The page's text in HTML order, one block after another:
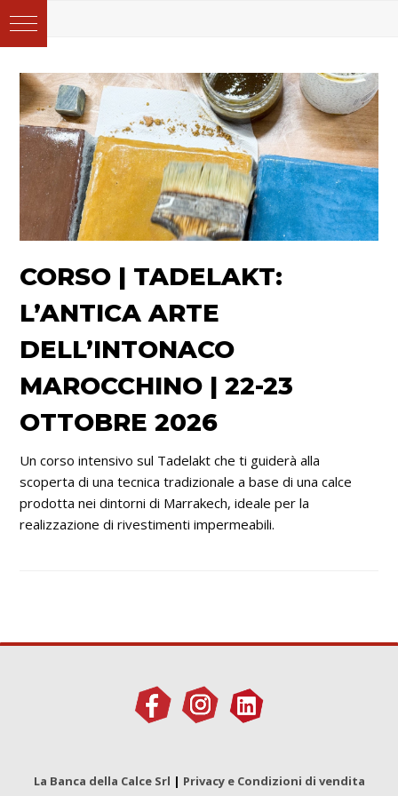
CORSO | TADELAKT:
L’ANTICA ARTE
DELL’INTONACO
MAROCCHINO | 22-23
OTTOBRE 2026
Un corso intensivo sul Tadelakt che ti guiderà alla
scoperta di una tecnica tradizionale a base di una calce
prodotta nei dintorni di Marrakech, ideale per la
realizzazione di rivestimenti impermeabili.
La Banca della Calce Srl | Privacy e Condizioni di vendita